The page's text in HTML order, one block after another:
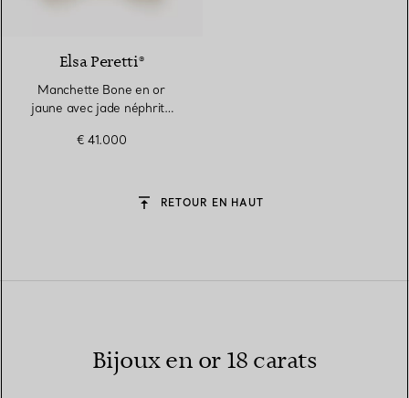
Elsa Peretti®
Manchette Bone en or
jaune avec jade néphrite
€ 41.000
RETOUR EN HAUT
Bijoux en or 18 carats